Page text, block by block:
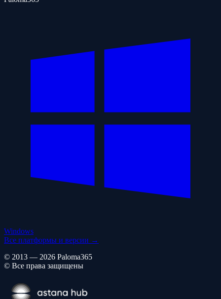
Windows
Все платформы и версии →
© 2013 — 2026 Paloma365
© Все права защищены